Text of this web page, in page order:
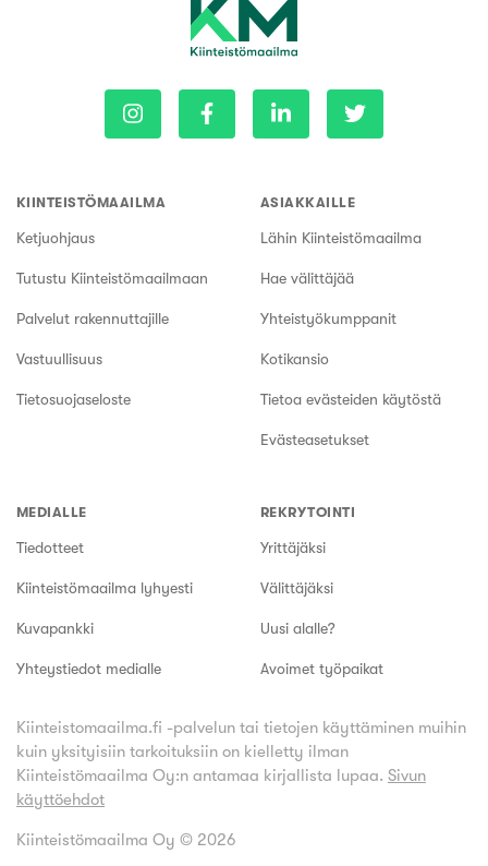
KIINTEISTÖMAAILMA
Ketjuohjaus
Tutustu Kiinteistömaailmaan
Palvelut rakennuttajille
Vastuullisuus
Tietosuojaseloste
ASIAKKAILLE
Lähin Kiinteistömaailma
Hae välittäjää
Yhteistyökumppanit
Kotikansio
Tietoa evästeiden käytöstä
Evästeasetukset
MEDIALLE
Tiedotteet
Kiinteistömaailma lyhyesti
Kuvapankki
Yhteystiedot medialle
REKRYTOINTI
Yrittäjäksi
Välittäjäksi
Uusi alalle?
Avoimet työpaikat
Kiinteistomaailma.fi -palvelun tai tietojen käyttäminen muihin
kuin yksityisiin tarkoituksiin on kielletty ilman
Kiinteistömaailma Oy:n antamaa kirjallista lupaa. Sivun
käyttöehdot
Kiinteistömaailma Oy © 2026